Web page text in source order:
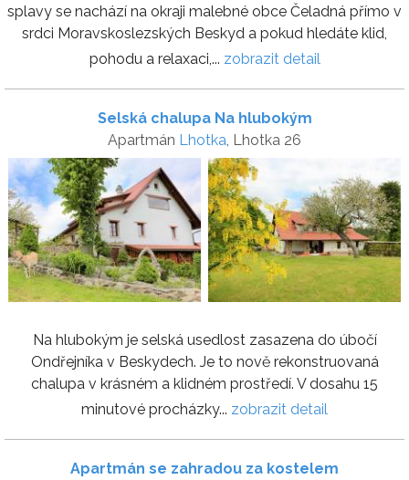
splavy se nachází na okraji malebné obce Čeladná přímo v
srdci Moravskoslezských Beskyd a pokud hledáte klid,
pohodu a relaxaci,... zobrazit detail
Selská chalupa Na hlubokým
Apartmán Lhotka , Lhotka 26
Na hlubokým je selská usedlost zasazena do úbočí
Ondřejníka v Beskydech. Je to nově rekonstruovaná
chalupa v krásném a klidném prostředí. V dosahu 15
minutové procházky... zobrazit detail
Apartmán se zahradou za kostelem